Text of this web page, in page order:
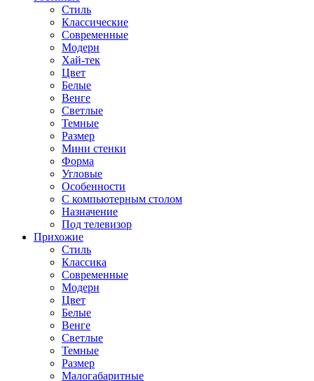
Стиль
Классические
Современные
Модерн
Хай-тек
Цвет
Белые
Венге
Светлые
Темные
Размер
Мини стенки
Форма
Угловые
Особенности
С компьютерным столом
Назначение
Под телевизор
Прихожие
Стиль
Классика
Современные
Модерн
Цвет
Белые
Венге
Светлые
Темные
Размер
Малогабаритные